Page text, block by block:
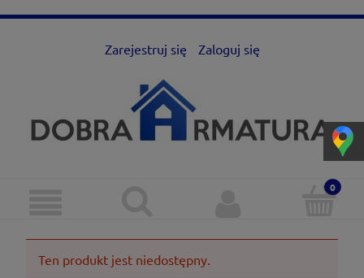
Zarejestruj się Zaloguj się
Ten produkt jest niedostępny.